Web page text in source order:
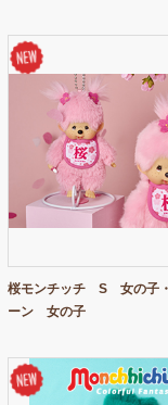
ショップリスト
ダウンロード
オンラインショップ
Q&A
関連サイト
お問い合わせ
桜モンチッチ S 女の子
ーン 女の子
ー一覧